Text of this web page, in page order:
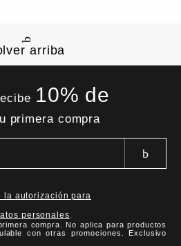
arriba
10% de
primera compra
la autorización para
personales.
compra. No aplica para productos
con otras promociones. Exclusivo